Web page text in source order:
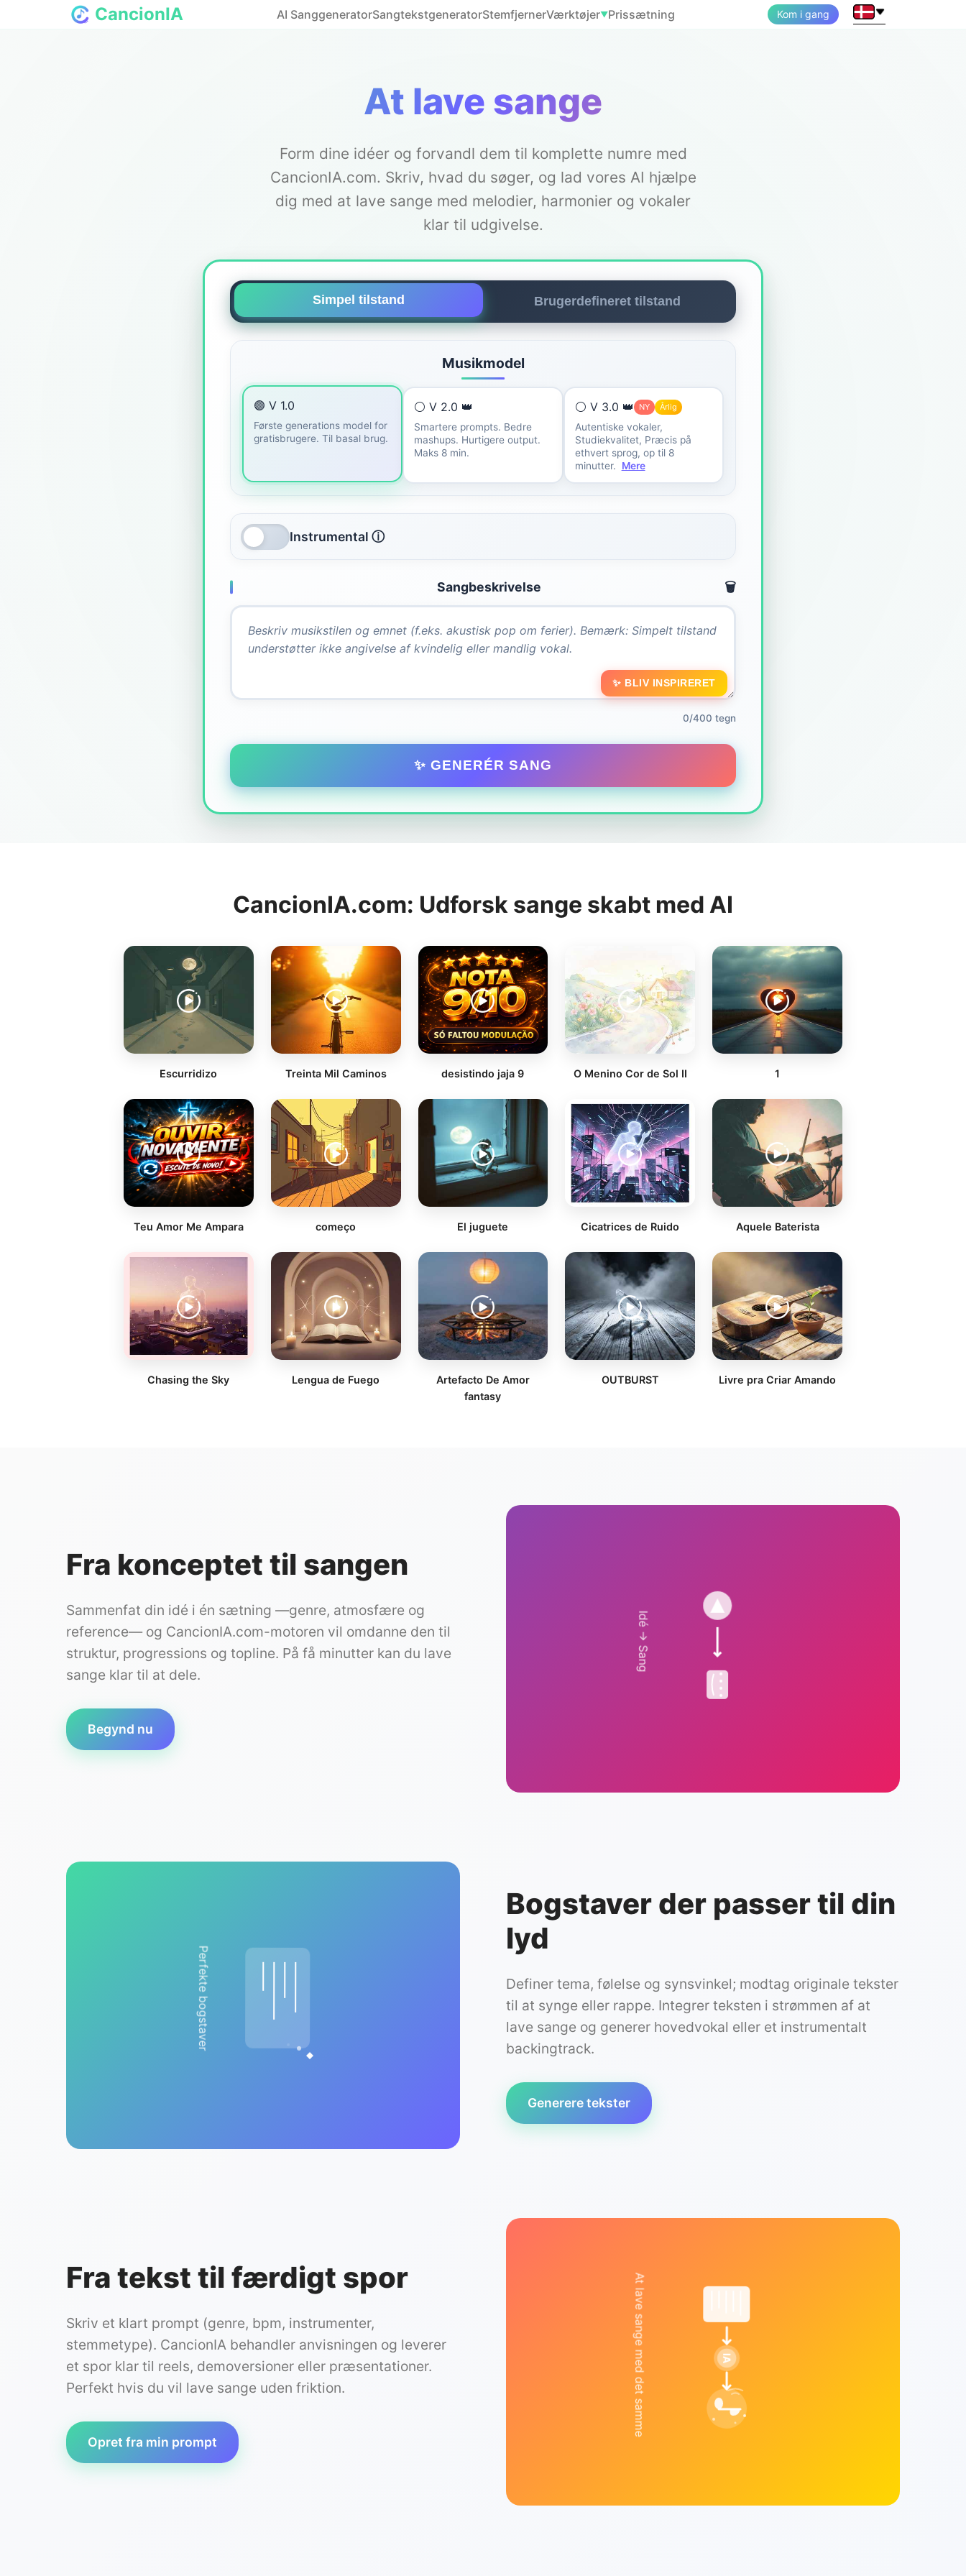
CancionIA AI SanggeneratorSangtekstgeneratorStemfjernerVærktøjer▼Prissætning Kom i gang
At lave sange
Form dine idéer og forvandl dem til komplette numre med
CancionIA.com. Skriv, hvad du søger, og lad vores AI hjælpe
dig med at lave sange med melodier, harmonier og vokaler
klar til udgivelse.
Simpel tilstand Brugerdefineret tilstand
Musikmodel
🟣 V 1.0
Første generations model for
gratisbrugere. Til basal brug.
⚪ V 2.0 👑
Smartere prompts. Bedre
mashups. Hurtigere output.
Maks 8 min.
⚪ V 3.0 👑 NY Årlig
Autentiske vokaler,
Studiekvalitet, Præcis på
ethvert sprog, op til 8
minutter.
Mere
Instrumental ⓘ
Sangbeskrivelse 🗑️
✨ BLIV INSPIRERET
0/400 tegn
✨ GENERÉR SANG
CancionIA.com: Udforsk sange skabt med AI
Escurridizo Treinta Mil Caminos desistindo jaja 9 O Menino Cor de Sol II 1
Teu Amor Me Ampara começo El juguete Cicatrices de Ruido Aquele Baterista
Chasing the Sky Lengua de Fuego
Artefacto De Amor
fantasy
OUTBURST Livre pra Criar Amando
Fra konceptet til sangen
Sammenfat din idé i én sætning —genre, atmosfære og
reference— og CancionIA.com-motoren vil omdanne den til
struktur, progressions og topline. På få minutter kan du lave
sange klar til at dele.
Begynd nu
Bogstaver der passer til din
lyd
Definer tema, følelse og synsvinkel; modtag originale tekster
til at synge eller rappe. Integrer teksten i strømmen af at
lave sange og generer hovedvokal eller et instrumentalt
backingtrack.
Generere tekster
Fra tekst til færdigt spor
Skriv et klart prompt (genre, bpm, instrumenter,
stemmetype). CancionIA behandler anvisningen og leverer
et spor klar til reels, demoversioner eller præsentationer.
Perfekt hvis du vil lave sange uden friktion.
Opret fra min prompt
At lave sange med det samme